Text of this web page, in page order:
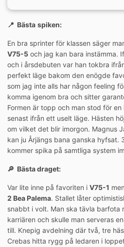
📍 Bästa spiken:
En bra sprinter för klassen säger
V75-5 och jag kan bara instämma.
och i årsdebuten var han tokbra
perfekt läge bakom den enögde
som jag inte alls har någon feeling
komma igenom bra och sitter
Formen är topp och man stod för
senast ifrån ett uselt läge. Hästen
om vilket det blir imorgon. Magnus
kan ju Årjängs bana ganska hyfsat.
kommer spika på samtliga system
🔎 Bästa draget:
Var lite inne på favoriten i V75-1
2 Bea Palema. Stallet låter
snabbt i volt. Man ska tävla barfota
karriären och skulle man serveras
till. Knepig avdelning där två, tre
Crebas hitta rygg på ledaren i